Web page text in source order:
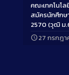
คณะเทคโนโ
สมัครนักศึกษ
2570 (วุฒิ ม
27 กรกฎ